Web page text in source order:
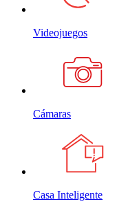
Videojuegos
Cámaras
Casa Inteligente